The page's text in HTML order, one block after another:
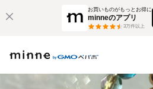
お買いものがもっとお得に
minneのアプリ
3万件以上